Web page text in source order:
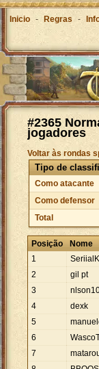
Inicio - Regras -
#2365
jogadores
Voltar às rondas
Tipo de
Como atacante
Como defensor
Total
Posição Nome
1
2
gil pt
3
4
dexk
5
6
7